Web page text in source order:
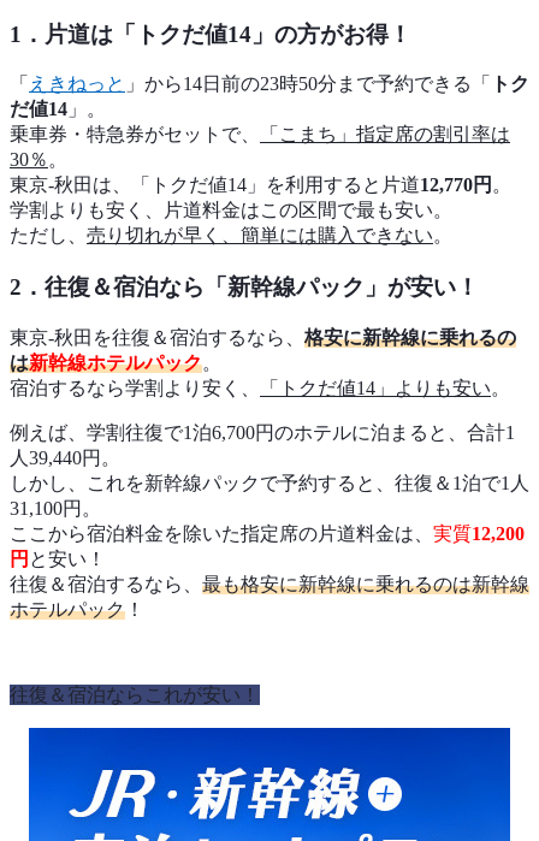
1．片道は「トクだ値14」の方がお得！
「 えきねっと 」から14日前の23時50分まで予約できる「
トク
だ値14 」。
乗車券・特急券がセットで、
「こまち」指定席の割引率は
30％ 。
東京-秋田は、「トクだ値14」を利用すると片道12,770円 。
学割よりも安く、片道料金はこの区間で最も安い。
ただし、 売り切れが早く、簡単には購入できない。
2．往復＆宿泊なら「新幹線パック」が安い！
東京-秋田を往復＆宿泊するなら、 格安に新幹線に乗れるの
は新幹線ホテルパック。
宿泊するなら学割より安く、
「トクだ値14」よりも安い。
例えば、学割往復で1泊6,700円のホテルに泊まると、合計1
人39,440円。
しかし、これを新幹線パックで予約すると、往復＆1泊で1人
31,100円。
ここから宿泊料金を除いた指定席の片道料金は、 実質12,200
円 と安い！
往復＆宿泊するなら、 最も格安に新幹線に乗れるのは新幹線
ホテルパック ！
往復＆宿泊ならこれが安い！